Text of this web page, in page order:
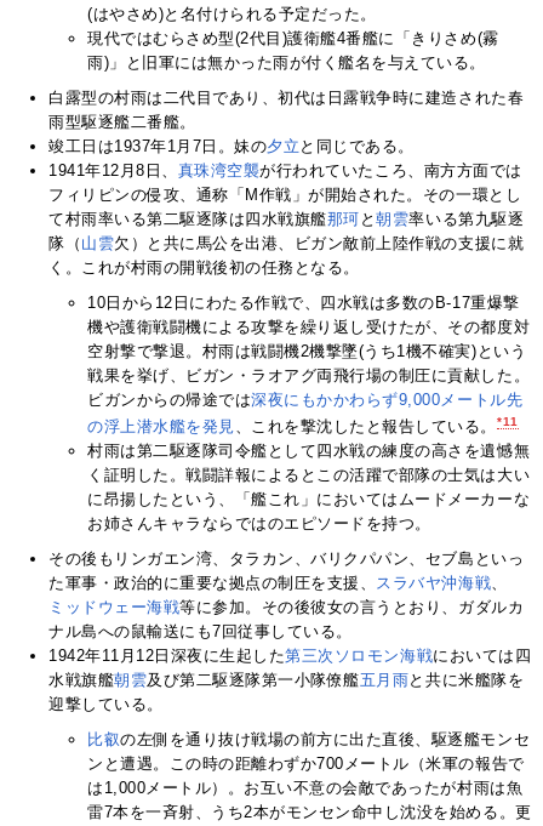
(はやさめ)と名付けられる予定だった。
現代ではむらさめ型(2代目)護衛艦4番艦に「きりさめ(霧
雨)」と旧軍には無かった雨が付く艦名を与えている。
白露型の村雨は二代目であり、初代は日露戦争時に建造された春
雨型駆逐艦二番艦。
竣工日は1937年1月7日。妹の夕立 と同じである。
1941年12月8日、 真珠湾空襲が行われていたころ、南方方面では
フィリピンの侵攻、通称「M作戦」が開始された。その一環とし
て村雨率いる第二駆逐隊は四水戦旗艦那珂 と朝雲率いる第九駆逐
隊（ 山雲欠）と共に馬公を出港、ビガン敵前上陸作戦の支援に就
く。これが村雨の開戦後初の任務となる。
10日から12日にわたる作戦で、四水戦は多数のB-17重爆撃
機や護衛戦闘機による攻撃を繰り返し受けたが、その都度対
空射撃で撃退。村雨は戦闘機2機撃墜(うち1機不確実)という
戦果を挙げ、ビガン・ラオアグ両飛行場の制圧に貢献した。
ビガンからの帰途では深夜にもかかわらず9,000メートル先
の浮上潜水艦を発見、これを撃沈したと報告している。*11
村雨は第二駆逐隊司令艦として四水戦の練度の高さを遺憾無
く証明した。戦闘詳報によるとこの活躍で部隊の士気は大い
に昂揚したという、「艦これ」においてはムードメーカーな
お姉さんキャラならではのエピソードを持つ。
その後もリンガエン湾、タラカン、バリクパパン、セブ島といっ
た軍事・政治的に重要な拠点の制圧を支援、 スラバヤ沖海戦、
ミッドウェー海戦等に参加。その後彼女の言うとおり、ガダルカ
ナル島への鼠輸送にも7回従事している。
1942年11月12日深夜に生起した第三次ソロモン海戦においては四
水戦旗艦朝雲及び第二駆逐隊第一小隊僚艦五月雨と共に米艦隊を
迎撃している。
比叡の左側を通り抜け戦場の前方に出た直後、駆逐艦モンセ
ンと遭遇。この時の距離わずか700メートル（米軍の報告で
は1,000メートル）。お互い不意の会敵であったが村雨は魚
雷7本を一斉射、うち2本がモンセン命中し沈没を始める。更